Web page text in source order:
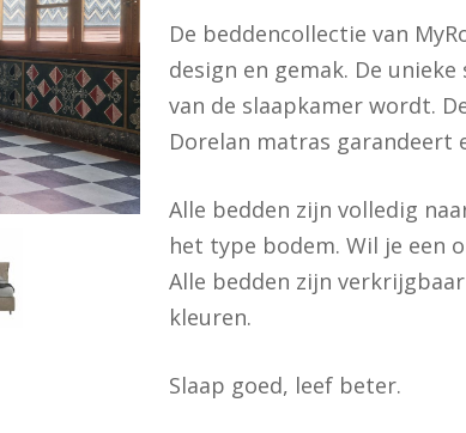
De beddencollectie van
design en gemak. De
van de slaapkamer wordt.
Dorelan matras
Alle bedden zijn volledig
het type bodem. Wil je een
Alle bedden zijn
kleuren.
Slaap goed, leef beter.